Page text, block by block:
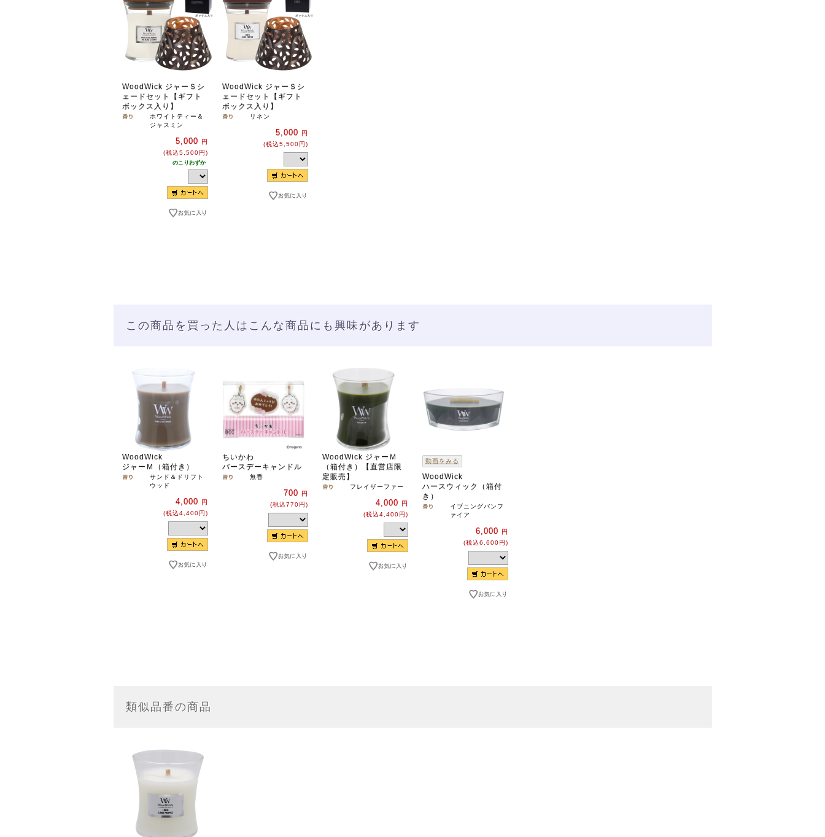
WoodWick ジャーＳシ
ェードセット【ギフト
ボックス入り】
ホワイトティー＆
ジャスミン
5,000
円
(税込5,500円)
のこりわずか
WoodWick ジャーＳシ
ェードセット【ギフト
ボックス入り】
リネン
5,000
円
(税込5,500円)
この商品を買った人はこんな商品にも興味があります
WoodWick
ジャーＭ（箱付き）
サンド＆ドリフト
ウッド
4,000
円
(税込4,400円)
ちいかわ
バースデーキャンドル
無香
700
円
(税込770円)
WoodWick ジャーＭ
（箱付き）【直営店限
定販売】
フレイザーファー
4,000
円
(税込4,400円)
動画をみる
WoodWick
ハースウィック（箱付
き）
イブニングバンフ
ァイア
6,000
円
(税込6,600円)
類似品番の商品